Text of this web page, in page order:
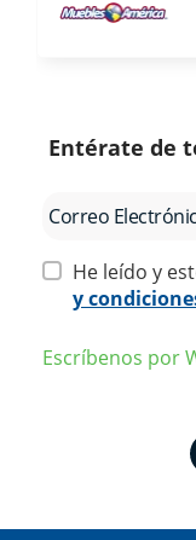
Entérate de
He leído y
y
Escríbenos por